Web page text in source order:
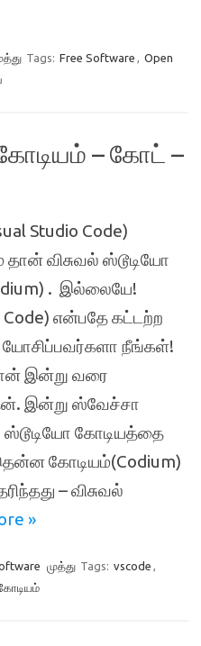
Tags: Free Software , Open
– கோட் –
Studio Code)
விசுவல் ஸ்டூடியோ
. இல்லையே!
Code) என்பதே கட்டற்ற
நீங்கள்!
இன்று வரை
இன்று ஸ்வேச்சா
ஸ்டூடியோ கோடியத்தை
கோடியம்(Codium)
– விசுவல்
»
முத்து Tags: vscode ,